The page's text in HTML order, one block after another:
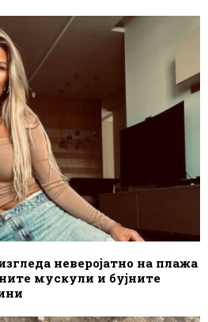
неверојатно на плажа
мускули и бујните